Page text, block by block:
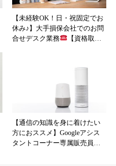
【未経験OK！日・祝固定でお
休み♪】大手損保会社でのお問
合せデスク業務
【資格取…
【通信の知識を身に着けたい
方におススメ】Googleアシス
タントコーナー専属販売員…